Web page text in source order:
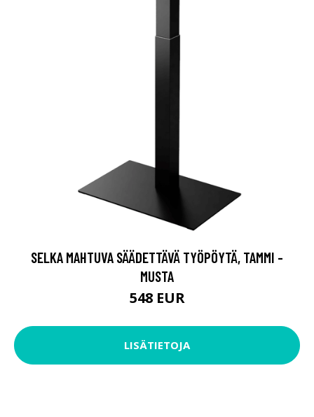
SELKA MAHTUVA SÄÄDETTÄVÄ TYÖPÖYTÄ, TAMMI -
MUSTA
548 EUR
LISÄTIETOJA